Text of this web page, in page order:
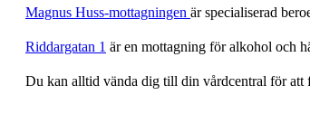
Magnus Huss-mottagningen är specialiserad
Riddargatan 1 är en mottagning för alkohol och
Du kan alltid vända dig till din vårdcentral för att